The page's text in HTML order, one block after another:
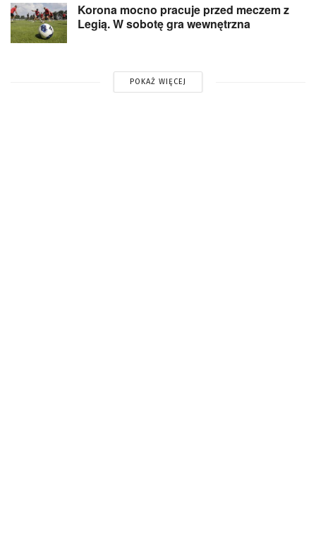
Korona mocno pracuje przed meczem z
Legią. W sobotę gra wewnętrzna
POKAŻ WIĘCEJ